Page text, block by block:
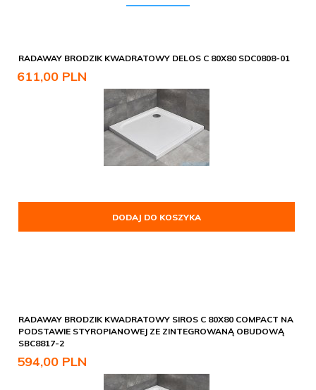
RADAWAY BRODZIK KWADRATOWY DELOS C 80X80 SDC0808-01
611,00 PLN
DODAJ DO KOSZYKA
RADAWAY BRODZIK KWADRATOWY SIROS C 80X80 COMPACT NA
PODSTAWIE STYROPIANOWEJ ZE ZINTEGROWANĄ OBUDOWĄ
SBC8817-2
594,00 PLN